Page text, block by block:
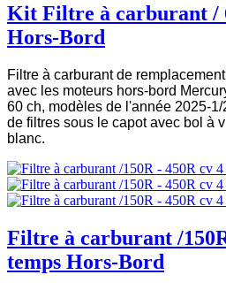
Kit Filtre à carburant /
Hors-Bord
Filtre à carburant de
avec les moteurs hors-bord
60 ch, modèles de l'année 2025-
de filtres sous le capot avec bol à
blanc.
Filtre à carburant /
temps Hors-Bord